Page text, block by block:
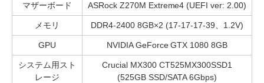
マザーボード ASRock Z270M Extreme4 (UEFI ver: 2.00)
メモリ DDR4-2400 8GB×2 (17-17-17-39、1.2V)
GPU NVIDIA GeForce GTX 1080 8GB
システム用スト
レージ
Crucial MX300 CT525MX300SSD1
(525GB SSD/SATA 6Gbps)